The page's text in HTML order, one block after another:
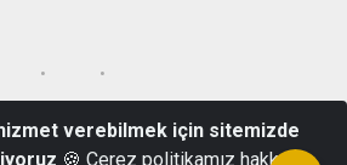
Hürriyet_4 Bulvarı No:75 Çivril/DENİZLİ
verebilmek için sitemizde
🍪 Çerez politikamız hakkında